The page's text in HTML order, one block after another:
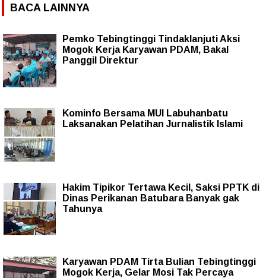
BACA LAINNYA
Pemko Tebingtinggi Tindaklanjuti Aksi
Mogok Kerja Karyawan PDAM, Bakal
Panggil Direktur
Kominfo Bersama MUI Labuhanbatu
Laksanakan Pelatihan Jurnalistik Islami
Hakim Tipikor Tertawa Kecil, Saksi PPTK di
Dinas Perikanan Batubara Banyak gak
Tahunya
Karyawan PDAM Tirta Bulian Tebingtinggi
Mogok Kerja, Gelar Mosi Tak Percaya